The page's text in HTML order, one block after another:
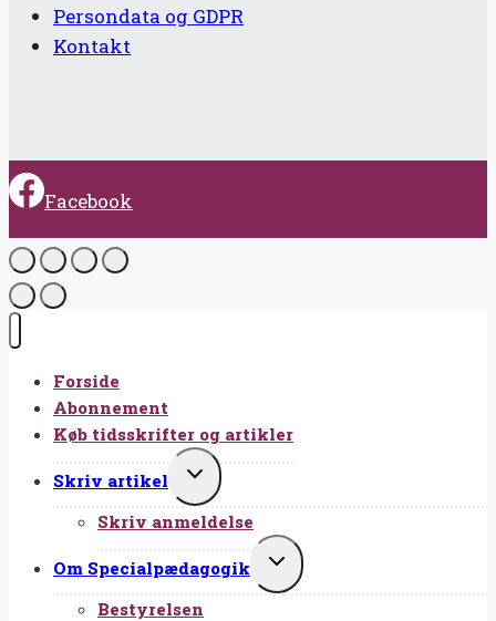
Persondata og GDPR
Kontakt
Facebook
Forside
Abonnement
Køb tidsskrifter og artikler
Skriv artikel
SKIFT
UNDERMENU
Skriv anmeldelse
Om Specialpædagogik
SKIFT
UNDERMENU
Bestyrelsen